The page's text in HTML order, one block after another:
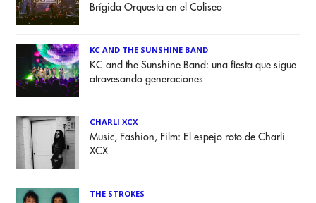
Brígida Orquesta en el Coliseo
KC AND THE SUNSHINE BAND
KC and the Sunshine Band: una fiesta que sigue
atravesando generaciones
CHARLI XCX
Music, Fashion, Film: El espejo roto de Charli
XCX
THE STROKES